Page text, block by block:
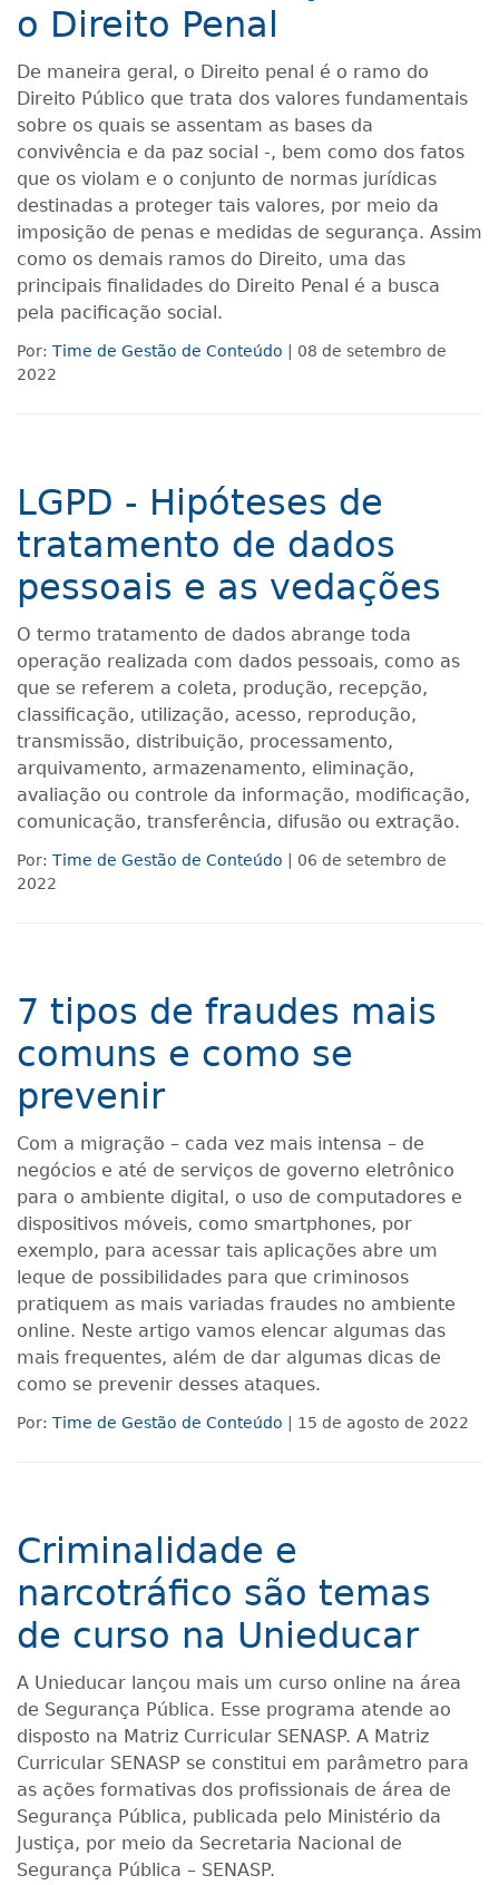
o Direito Penal
De maneira geral, o Direito penal é o ramo do
Direito Público que trata dos valores fundamentais
sobre os quais se assentam as bases da
convivência e da paz social -, bem como dos fatos
que os violam e o conjunto de normas jurídicas
destinadas a proteger tais valores, por meio da
imposição de penas e medidas de segurança. Assim
como os demais ramos do Direito, uma das
principais finalidades do Direito Penal é a busca
pela pacificação social.
Por: Time de Gestão de Conteúdo | 08 de setembro de
2022
LGPD - Hipóteses de
tratamento de dados
pessoais e as vedações
O termo tratamento de dados abrange toda
operação realizada com dados pessoais, como as
que se referem a coleta, produção, recepção,
classificação, utilização, acesso, reprodução,
transmissão, distribuição, processamento,
arquivamento, armazenamento, eliminação,
avaliação ou controle da informação, modificação,
comunicação, transferência, difusão ou extração.
Por: Time de Gestão de Conteúdo | 06 de setembro de
2022
7 tipos de fraudes mais
comuns e como se
prevenir
Com a migração – cada vez mais intensa – de
negócios e até de serviços de governo eletrônico
para o ambiente digital, o uso de computadores e
dispositivos móveis, como smartphones, por
exemplo, para acessar tais aplicações abre um
leque de possibilidades para que criminosos
pratiquem as mais variadas fraudes no ambiente
online. Neste artigo vamos elencar algumas das
mais frequentes, além de dar algumas dicas de
como se prevenir desses ataques.
Por: Time de Gestão de Conteúdo | 15 de agosto de 2022
Criminalidade e
narcotráfico são temas
de curso na Unieducar
A Unieducar lançou mais um curso online na área
de Segurança Pública. Esse programa atende ao
disposto na Matriz Curricular SENASP. A Matriz
Curricular SENASP se constitui em parâmetro para
as ações formativas dos profissionais de área de
Segurança Pública, publicada pelo Ministério da
Justiça, por meio da Secretaria Nacional de
Segurança Pública – SENASP.